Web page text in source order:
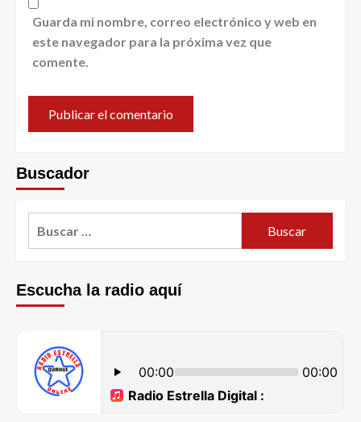
Guarda mi nombre, correo electrónico y web en
este navegador para la próxima vez que
comente.
Buscador
Escucha la radio aquí